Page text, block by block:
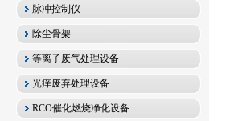
脉冲控制仪
除尘骨架
等离子废气处理设备
光痒废弃处理设备
RCO催化燃烧净化设备